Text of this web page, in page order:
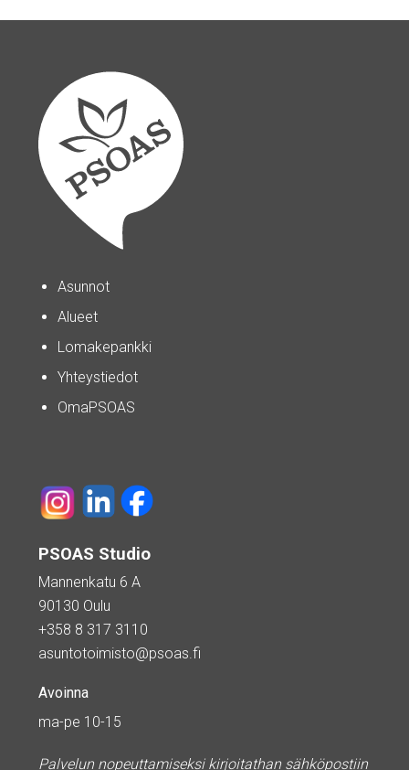
Asunnot
Alueet
Lomakepankki
Yhteystiedot
OmaPSOAS
PSOAS Studio
Mannenkatu 6 A
90130 Oulu
+358 8 317 3110
asuntotoimisto@psoas.fi
Avoinna
ma-pe 10-15
Palvelun nopeuttamiseksi kirjoitathan sähköpostiin